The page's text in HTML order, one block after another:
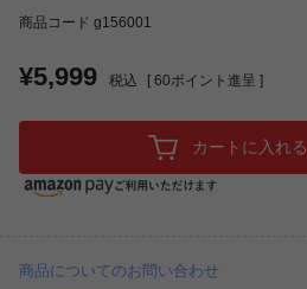
商品コード g156001
¥5,999 税込 [ 60ポイント進呈 ]
カートに入れる
商品についてのお問い合わせ